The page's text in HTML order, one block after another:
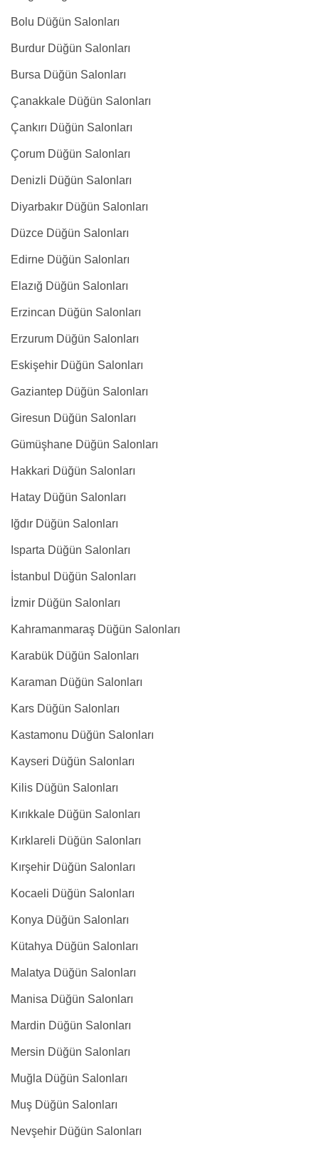
Bolu Düğün Salonları
Burdur Düğün Salonları
Bursa Düğün Salonları
Çanakkale Düğün Salonları
Çankırı Düğün Salonları
Çorum Düğün Salonları
Denizli Düğün Salonları
Diyarbakır Düğün Salonları
Düzce Düğün Salonları
Edirne Düğün Salonları
Elazığ Düğün Salonları
Erzincan Düğün Salonları
Erzurum Düğün Salonları
Eskişehir Düğün Salonları
Gaziantep Düğün Salonları
Giresun Düğün Salonları
Gümüşhane Düğün Salonları
Hakkari Düğün Salonları
Hatay Düğün Salonları
Iğdır Düğün Salonları
Isparta Düğün Salonları
İstanbul Düğün Salonları
İzmir Düğün Salonları
Kahramanmaraş Düğün Salonları
Karabük Düğün Salonları
Karaman Düğün Salonları
Kars Düğün Salonları
Kastamonu Düğün Salonları
Kayseri Düğün Salonları
Kilis Düğün Salonları
Kırıkkale Düğün Salonları
Kırklareli Düğün Salonları
Kırşehir Düğün Salonları
Kocaeli Düğün Salonları
Konya Düğün Salonları
Kütahya Düğün Salonları
Malatya Düğün Salonları
Manisa Düğün Salonları
Mardin Düğün Salonları
Mersin Düğün Salonları
Muğla Düğün Salonları
Muş Düğün Salonları
Nevşehir Düğün Salonları